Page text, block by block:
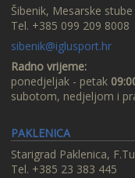
Šibenik, Mesarske stube
Tel. +385 099 209 8008
sibenik@iglusport.hr
Radno vrijeme:
ponedjeljak - petak
subotom, nedjeljom i
PAKLENICA
Starigrad Paklenica,
Tel. +385 23 383 445